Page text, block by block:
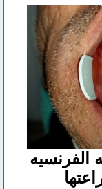
الفرنسيه